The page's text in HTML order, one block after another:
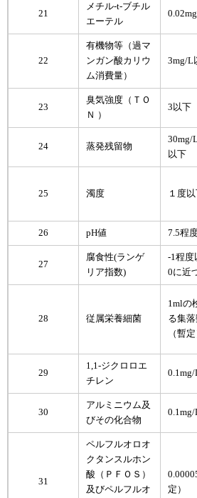
21
メチル-t-ブチル
エーテル
22
有機物等（過マ
ンガン酸カリウ
ム消費量）
3mg/L
23
臭気強度（ＴＯ
Ｎ ）
3以下
24 蒸発残留物
30mg/
以下
25 濁度 １度
26 pH値
7.5程
27
腐食性(ランゲ
リア指数)
-1程度
0に近
28 従属栄養細菌
1mlの
る集
（暫定
29
1,1-ジクロロエ
チレン
30
アルミニウム及
びその化合物
31
ペルフルオロオ
クタンスルホン
酸（ＰＦＯＳ）
及びペルフルオ
定）